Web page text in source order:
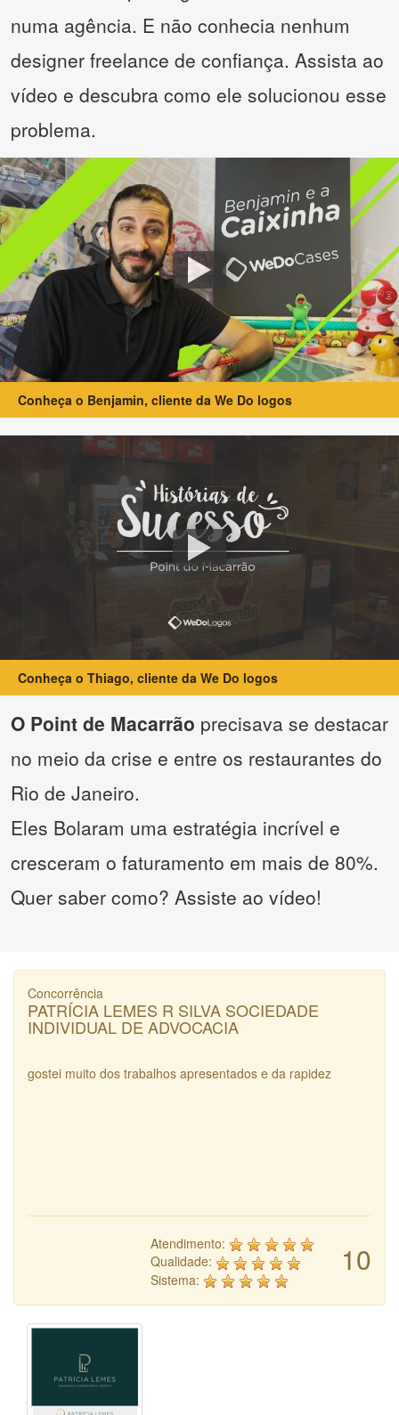
numa agência. E não conhecia nenhum
designer freelance de confiança. Assista ao
vídeo e descubra como ele solucionou esse
problema.
Conheça o Benjamin, cliente da We Do logos
Conheça o Thiago, cliente da We Do logos
O Point de Macarrão precisava se destacar
no meio da crise e entre os restaurantes do
Rio de Janeiro.
Eles Bolaram uma estratégia incrível e
cresceram o faturamento em mais de 80%.
Quer saber como? Assiste ao vídeo!
Concorrência
PATRÍCIA LEMES R SILVA SOCIEDADE
INDIVIDUAL DE ADVOCACIA
gostei muito dos trabalhos apresentados e da rapidez
10
Atendimento:
Qualidade:
Sistema: